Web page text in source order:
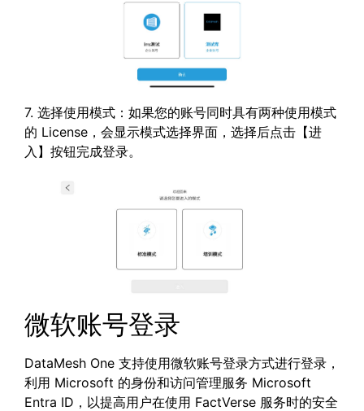
7. 选择使用模式：如果您的账号同时具有两种使用模式
的 License，会显示模式选择界面，选择后点击【进
入】按钮完成登录。
微软账号登录
DataMesh One 支持使用微软账号登录方式进行登录，
利用 Microsoft 的身份和访问管理服务 Microsoft
Entra ID，以提高用户在使用 FactVerse 服务时的安全